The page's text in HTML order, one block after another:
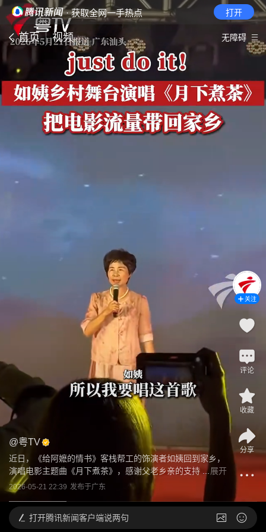
· 获取全网一手热点 打开
首页 视频 无障碍
@粤TV
近日，《给阿嬷的情书》客栈帮工的饰演者如姨回到家乡，
演唱电影主题曲《月下煮茶》，感谢父老乡亲的支持 ... 展开
2026-05-21 22:39 发布于广东
关注
评论
收藏
分享
打开腾讯新闻客户端说两句